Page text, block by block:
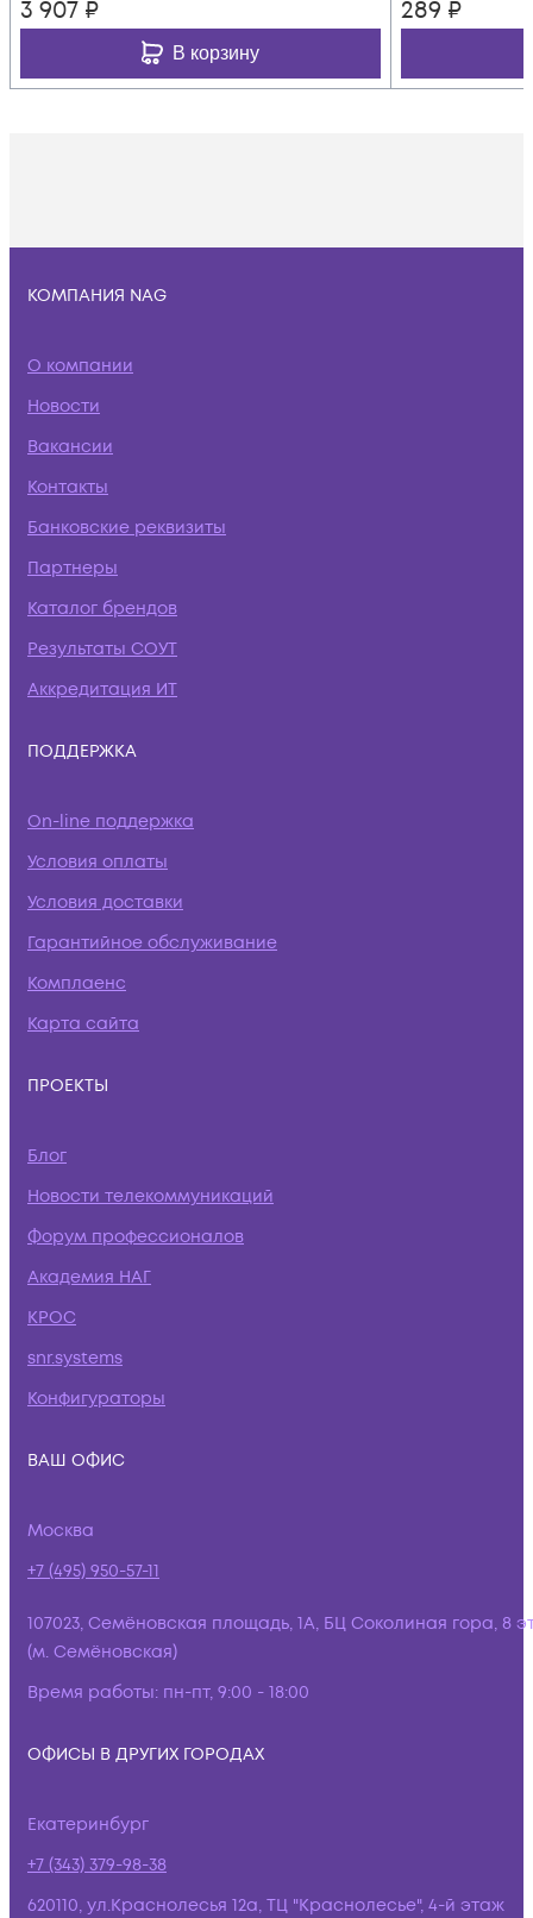
3 907 ₽
В корзину
289 ₽
КОМПАНИЯ NAG
О компании
Новости
Вакансии
Контакты
Банковские реквизиты
Партнеры
Каталог брендов
Результаты СОУТ
Аккредитация ИТ
ПОДДЕРЖКА
On-line поддержка
Условия оплаты
Условия доставки
Гарантийное обслуживание
Комплаенс
Карта сайта
ПРОЕКТЫ
Блог
Новости телекоммуникаций
Форум профессионалов
Академия НАГ
КРОС
snr.systems
Конфигураторы
ВАШ ОФИС
Москва
+7 (495) 950-57-11
107023, Семёновская площадь, 1А, БЦ Соколиная гора, 8
(м. Семёновская)
Время работы: пн-пт, 9:00 - 18:00
ОФИСЫ В ДРУГИХ ГОРОДАХ
Екатеринбург
+7 (343) 379-98-38
620110, ул.Краснолесья 12а, ТЦ "Краснолесье", 4-й этаж